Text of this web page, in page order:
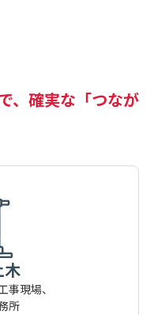
、確実な「つなが
木
事現場、
所